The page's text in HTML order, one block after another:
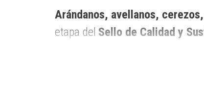
Arándanos, avellanos,
etapa del Sello de Calidad y